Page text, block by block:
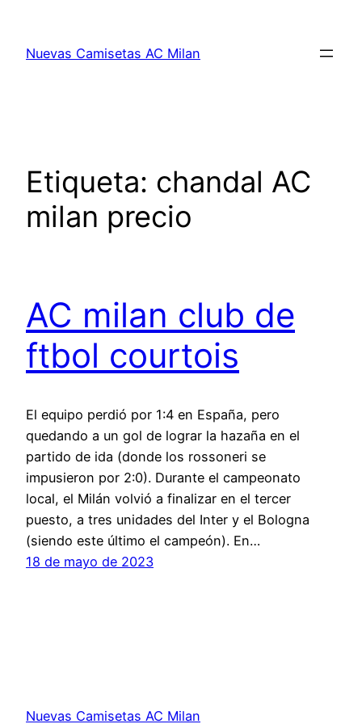
contenido
Nuevas Camisetas AC Milan
Etiqueta: chandal AC
milan precio
AC milan club de
ftbol courtois
El equipo perdió por 1:4 en España, pero
quedando a un gol de lograr la hazaña en el
partido de ida (donde los rossoneri se
impusieron por 2:0). Durante el campeonato
local, el Milán volvió a finalizar en el tercer
puesto, a tres unidades del Inter y el Bologna
(siendo este último el campeón). En…
18 de mayo de 2023
Nuevas Camisetas AC Milan